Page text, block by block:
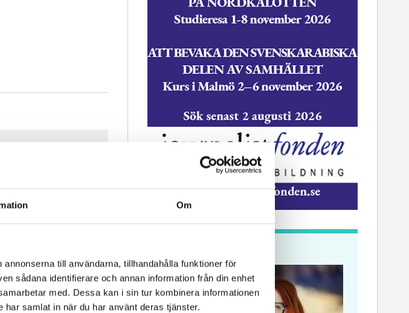
Om
till användarna, tillhandahålla funktioner för
sådana identifierare och annan information från din enhet
med. Dessa kan i sin tur kombinera informationen
samlat in när du har använt deras tjänster.
reporter för
Pressekreterare till Sidas
kommunikationsenhet